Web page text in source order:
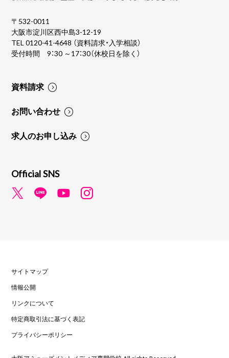
〒532-0011
大阪市淀川区西中島3-12-19
TEL0120-41-4648 （資料請求・入学相談）
受付時間 9：30 ～17：30（休校日を除く）
資料請求
お問い合わせ
求人のお申し込み
Official SNS
サイトマップ
情報公開
リンクについて
特定商取引法に基づく表記
プライバシーポリシー